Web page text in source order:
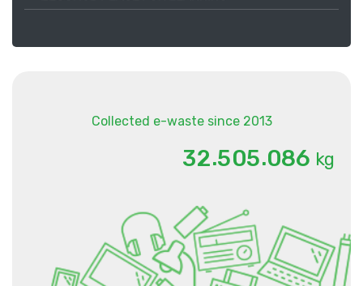
Collected e-waste since 2013
32.505.086 kg